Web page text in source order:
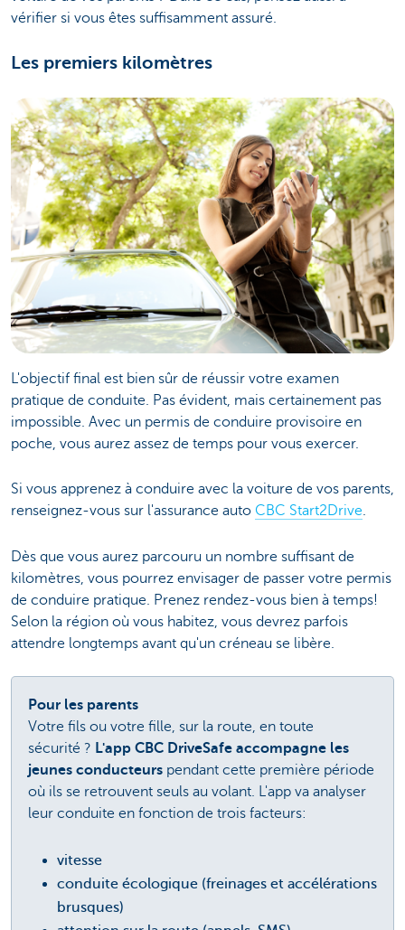
vérifier si vous êtes suffisamment assuré.
Les premiers kilomètres
L'objectif final est bien sûr de réussir votre examen
pratique de conduite. Pas évident, mais certainement pas
impossible. Avec un permis de conduire provisoire en
poche, vous aurez assez de temps pour vous exercer.
Si vous apprenez à conduire avec la voiture de vos parents,
renseignez-vous sur l'assurance auto CBC Start2Drive.
Dès que vous aurez parcouru un nombre suffisant de
kilomètres, vous pourrez envisager de passer votre permis
de conduire pratique. Prenez rendez-vous bien à temps!
Selon la région où vous habitez, vous devrez parfois
attendre longtemps avant qu'un créneau se libère.
Pour les parents
Votre fils ou votre fille, sur la route, en toute
sécurité ? L'app CBC DriveSafe accompagne les
jeunes conducteurs pendant cette première période
où ils se retrouvent seuls au volant. L'app va analyser
leur conduite en fonction de trois facteurs:
vitesse
conduite écologique (freinages et accélérations
brusques)